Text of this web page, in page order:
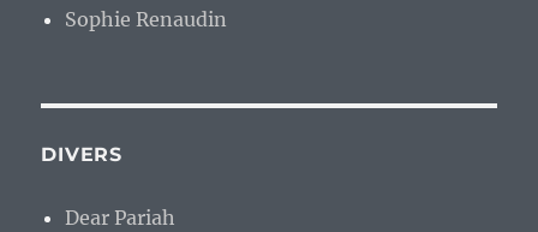
Sophie Renaudin
DIVERS
Dear Pariah